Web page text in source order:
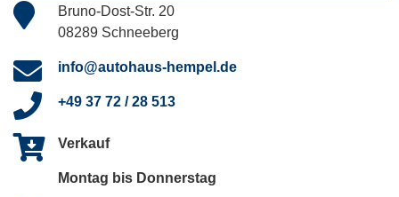
Bruno-Dost-Str. 20
08289 Schneeberg
info@autohaus-hempel.de
+49 37 72 / 28 513
Verkauf
Montag bis Donnerstag